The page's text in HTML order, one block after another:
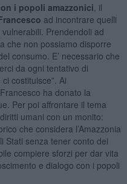
i popoli amazzonici , il
ad incontrare quelli
Prendendoli ad
che non possiamo disporre
consumo. E’ necessario che
da ogni tentativo di
costituisce”. Ai
ha donato la
Per poi affrontare il tema
umani con un monito:
che considera l’Amazzonia
Stati senza tener conto dei
compiere sforzi per dar vita
e dialogo con i popoli